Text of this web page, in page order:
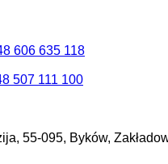
606 635 118
507 111 100
55-095, Byków,